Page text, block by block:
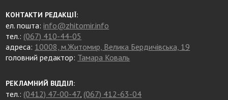
КОНТАКТИ РЕДАКЦІЇ:
ел. пошта:info@zhitomir.info
тел.: (067) 410-44-05
адреса: 10008, м.Житомир, Велика Бердичівська, 19
головний редактор: Тамара Коваль
РЕКЛАМНИЙ ВІДДІЛ:
тел.: (0412) 47-00-47, (067) 412-63-04